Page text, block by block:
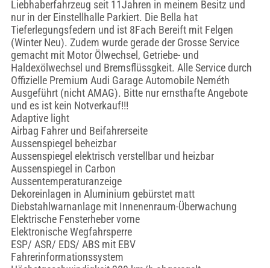
Liebhaberfahrzeug seit 11Jahren in meinem Besitz und
nur in der Einstellhalle Parkiert. Die Bella hat
Tieferlegungsfedern und ist 8Fach Bereift mit Felgen
(Winter Neu). Zudem wurde gerade der Grosse Service
gemacht mit Motor Ölwechsel, Getriebe- und
Haldexölwechsel und Bremsflüssgkeit. Alle Service durch
Offizielle Premium Audi Garage Automobile Neméth
Ausgeführt (nicht AMAG). Bitte nur ernsthafte Angebote
und es ist kein Notverkauf!!!
Adaptive light
Airbag Fahrer und Beifahrerseite
Aussenspiegel beheizbar
Aussenspiegel elektrisch verstellbar und heizbar
Aussenspiegel in Carbon
Aussentemperaturanzeige
Dekoreinlagen in Aluminium gebürstet matt
Diebstahlwarnanlage mit Innenenraum-Überwachung
Elektrische Fensterheber vorne
Elektronische Wegfahrsperre
ESP/ ASR/ EDS/ ABS mit EBV
Fahrerinformationssystem